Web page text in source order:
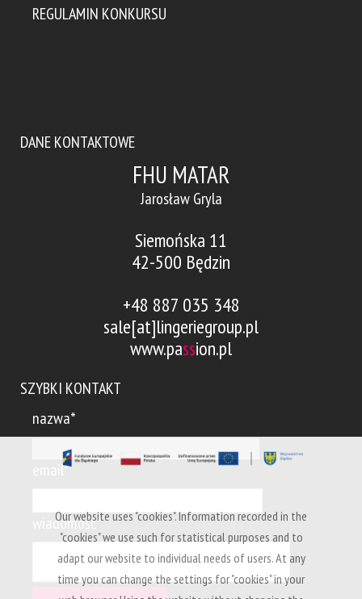
REGULAMIN KONKURSU
DANE KONTAKTOWE
FHU MATAR
Jarosław Gryla
Siemońska 11
42-500 Będzin
+48 887 035 348
sale[at]lingeriegroup.pl
www.passion.pl
SZYBKI KONTAKT
nazwa*
email*
wiadomość*
Our website uses "cookies". Information recorded in the
"cookies" we use such for statistical purposes and to
adapt our website to individual needs of users. At any
time you can change the settings for "cookies" in your